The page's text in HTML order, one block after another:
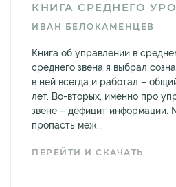
КНИГА СРЕДНЕГО
ИВАН БЕЛОКАМЕНЦЕВ
Книга об управлении в
среднего звена я выбрал
в ней всегда и работал –
лет. Во-вторых, именно про
звене – дефицит информации.
пропасть меж...
ПЕРЕЙТИ И СКАЧАТЬ